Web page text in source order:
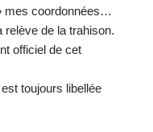
mes coordonnées…
relève de la trahison.
officiel de cet
toujours libellée